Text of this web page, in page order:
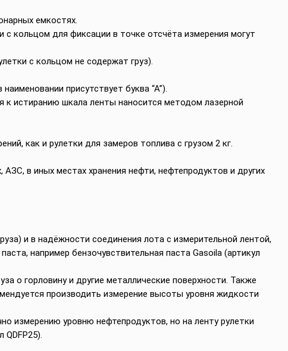
емкостях.
с кольцом для фиксации в точке отсчёта измерения могут
с кольцом не содержат груз).
присутствует буква “А”).
к истиранию шкала ленты наносится методом лазерной
как и рулетки для замеров топлива с грузом 2 кг.
в иных местах хранения нефти, нефтепродуктов и других
и в надёжности соединения лота с измерительной лентой,
например бензочувствительная паста Gasoila (артикул
о горловину и другие металлические поверхности. Также
производить измерение высоты уровня жидкости
измерению уровню нефтепродуктов, но на ленту рулетки
QDFP25).